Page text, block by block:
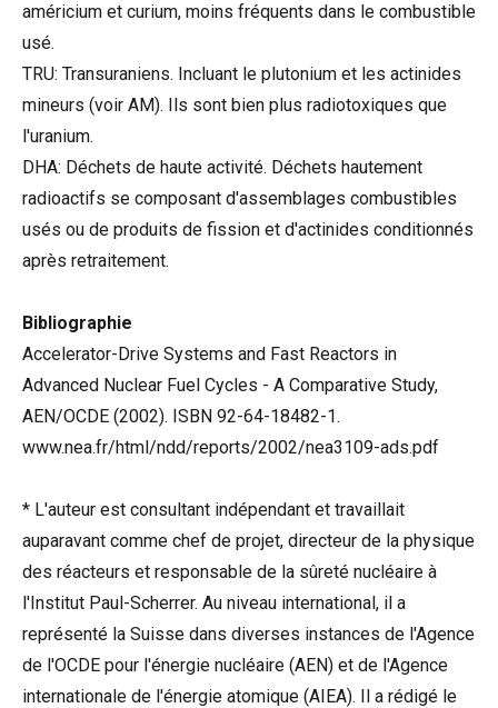
américium et curium, moins fréquents dans le combustible
usé.
TRU: Transuraniens. Incluant le plutonium et les actinides
mineurs (voir AM). Ils sont bien plus radiotoxiques que
l'uranium.
DHA: Déchets de haute activité. Déchets hautement
radioactifs se composant d'assemblages combustibles
usés ou de produits de fission et d'actinides conditionnés
après retraitement.
Bibliographie
Accelerator-Drive Systems and Fast Reactors in
Advanced Nuclear Fuel Cycles - A Comparative Study,
AEN/OCDE (2002). ISBN 92-64-18482-1.
www.nea.fr/html/ndd/reports/2002/nea3109-ads.pdf
* L'auteur est consultant indépendant et travaillait
auparavant comme chef de projet, directeur de la physique
des réacteurs et responsable de la sûreté nucléaire à
l'Institut Paul-Scherrer. Au niveau international, il a
représenté la Suisse dans diverses instances de l'Agence
de l'OCDE pour l'énergie nucléaire (AEN) et de l'Agence
internationale de l'énergie atomique (AIEA). Il a rédigé le